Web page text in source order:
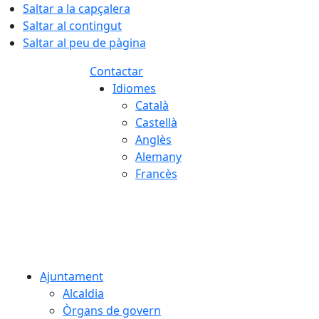
Saltar a la capçalera
Saltar al contingut
Saltar al peu de pàgina
Contactar
Idiomes
Català
Castellà
Anglès
Alemany
Francès
Ajuntament
Alcaldia
Òrgans de govern